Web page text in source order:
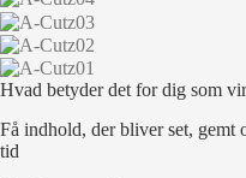
Hvad betyder det for dig som
Få indhold, der bliver set, gemt
tid